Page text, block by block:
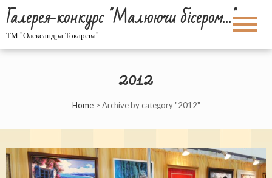
Галерея-конкурс "Малюючи бісером…"
ТМ "Олександра Токарєва"
2012
Home> Archive by category "2012"